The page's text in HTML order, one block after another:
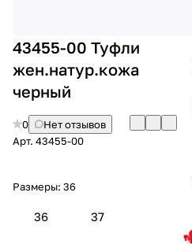
43455-00 Туфли
жен.натур.кожа
черный
0
Нет отзывов
Арт. 43455-00
Размеры: 36
36 37